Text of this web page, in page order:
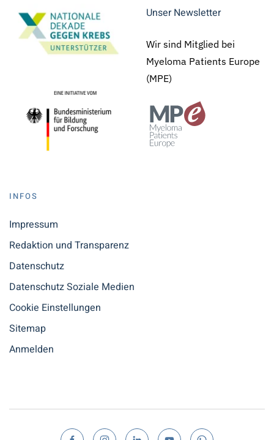
Unser Newsletter
Wir sind Mitglied bei
Myeloma Patients Europe
(MPE)
INFOS
Impressum
Redaktion und Transparenz
Datenschutz
Datenschutz Soziale Medien
Cookie Einstellungen
Sitemap
Anmelden